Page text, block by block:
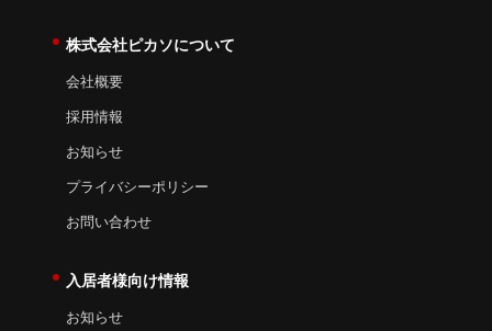
株式会社ピカソについて
会社概要
採用情報
お知らせ
プライバシーポリシー
お問い合わせ
入居者様向け情報
お知らせ